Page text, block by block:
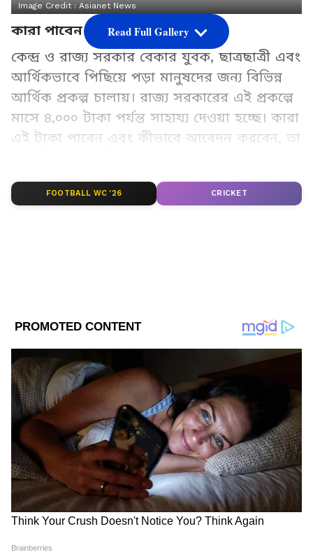
Image Credit :Asianet News
কারা পাবেন এই সরকারি অনুদান?
কেন্দ্র ও রাজ্য সরকার বেকার যুবক, ছাত্রছাত্রী এবং
আর্থিকভাবে পিছিয়ে পড়া মানুষদের জন্য বিভিন্ন
আর্থিক প্রকল্প চালায়। রাজ্য সরকারের এই প্রকল্পে
মাসে ৪,০০০ টাকা পর্যন্ত সাহায্য দেওয়া হচ্ছে। কারা
এই টাকা পাবেন এবং কীভাবে আবেদন করবেন, তা
Add Asianetnews Bangla as a Preferred
Image Credit :Getty
এই সুবিধা পেতে শুধু একটি সার্টিফিকেটই যথেষ্ট
পড়াশোনা শেষ করেও অনেকে চাকরি পান না। এই
পরিস্থিতিতে সরকারি সাহায্য পেতে কিছু জরুরি
নথি লাগে। এর মধ্যে সবচেয়ে গুরুত্বপূর্ণ হলো
বেকারত্বের সার্টিফিকেট (Unemployment
Certificate)। এই সার্টিফিকেট থাকলেই নির্দিষ্ট
কিছু সরকারি প্রকল্পে আবেদন করা যায়।
Read Full Gallery
FOOTBALL WC '26 CRICKET